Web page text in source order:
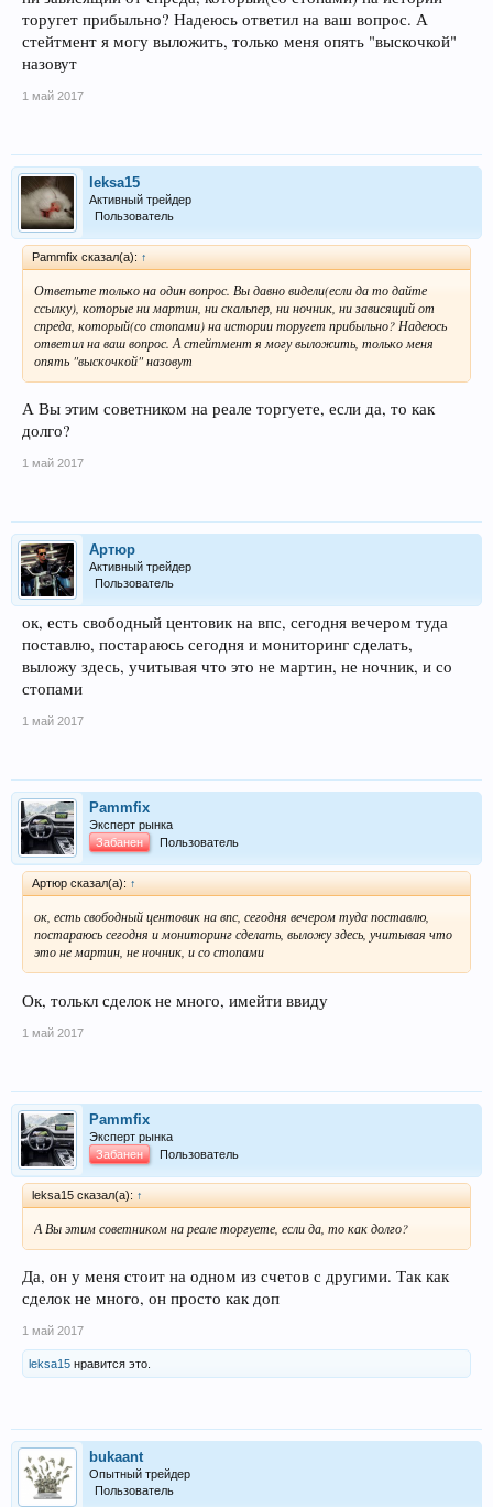
торугет прибыльно? Надеюсь ответил на ваш вопрос. А
стейтмент я могу выложить, только меня опять "выскочкой"
назовут
1 май 2017
leksa15
Активный трейдер
Пользователь
Pammfix сказал(а): ↑
Ответьте только на один вопрос. Вы давно видели(если да то дайте
ссылку), которые ни мартин, ни скальпер, ни ночник, ни зависящий от
спреда, который(со стопами) на истории торугет прибыльно? Надеюсь
ответил на ваш вопрос. А стейтмент я могу выложить, только меня
опять "выскочкой" назовут
А Вы этим советником на реале торгуете, если да, то как
долго?
1 май 2017
Артюр
Активный трейдер
Пользователь
ок, есть свободный центовик на впс, сегодня вечером туда
поставлю, постараюсь сегодня и мониторинг сделать,
выложу здесь, учитывая что это не мартин, не ночник, и со
стопами
1 май 2017
Pammfix
Эксперт рынка
Забанен
Пользователь
Артюр сказал(а): ↑
ок, есть свободный центовик на впс, сегодня вечером туда поставлю,
постараюсь сегодня и мониторинг сделать, выложу здесь, учитывая что
это не мартин, не ночник, и со стопами
Ок, толькл сделок не много, имейти ввиду
1 май 2017
Pammfix
Эксперт рынка
Забанен
Пользователь
leksa15 сказал(а): ↑
А Вы этим советником на реале торгуете, если да, то как долго?
Да, он у меня стоит на одном из счетов с другими. Так как
сделок не много, он просто как доп
1 май 2017
leksa15 нравится это.
bukaant
Опытный трейдер
Пользователь